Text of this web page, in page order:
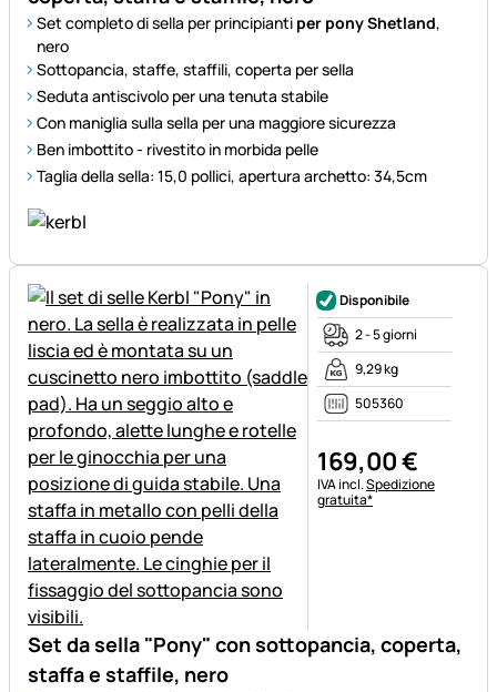
Set completo di sella per principianti per pony Shetland,
nero
Sottopancia, staffe, staffili, coperta per sella
Seduta antiscivolo per una tenuta stabile
Con maniglia sulla sella per una maggiore sicurezza
Ben imbottito - rivestito in morbida pelle
Taglia della sella: 15,0 pollici, apertura archetto: 34,5cm
Set da sella "Pony" con sottopancia, coperta,
staffa e staffile, nero
Disponibile
2 - 5 giorni
9,29 kg
505360
169,00€
Informazioni fiscali:
IVA incl.Spedizione
gratuita*